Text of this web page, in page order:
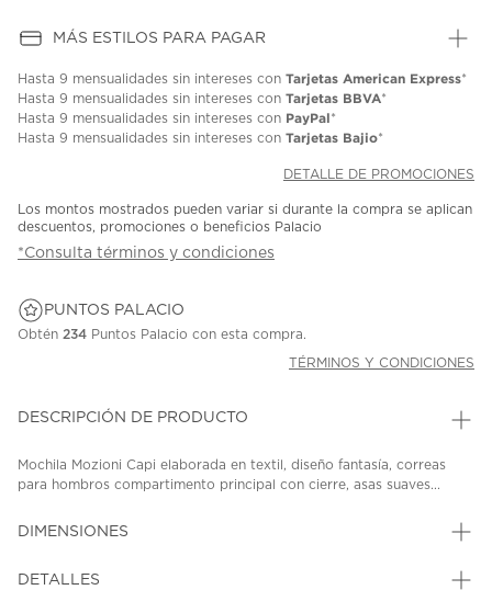
MÁS ESTILOS PARA PAGAR
Hasta 9 mensualidades sin intereses con Tarjetas American Express*
Hasta 9 mensualidades sin intereses con Tarjetas BBVA*
Hasta 9 mensualidades sin intereses con PayPal*
Hasta 9 mensualidades sin intereses con Tarjetas Bajio*
DETALLE DE PROMOCIONES
Los montos mostrados pueden variar si durante la compra se aplican
descuentos, promociones o beneficios Palacio
*Consulta términos y condiciones
PUNTOS PALACIO
Obtén 234 Puntos Palacio con esta compra.
TÉRMINOS Y CONDICIONES
DESCRIPCIÓN DE PRODUCTO
Mochila Mozioni Capi elaborada en textil, diseño fantasía, correas
para hombros compartimento principal con cierre, asas suaves...
DIMENSIONES
DETALLES